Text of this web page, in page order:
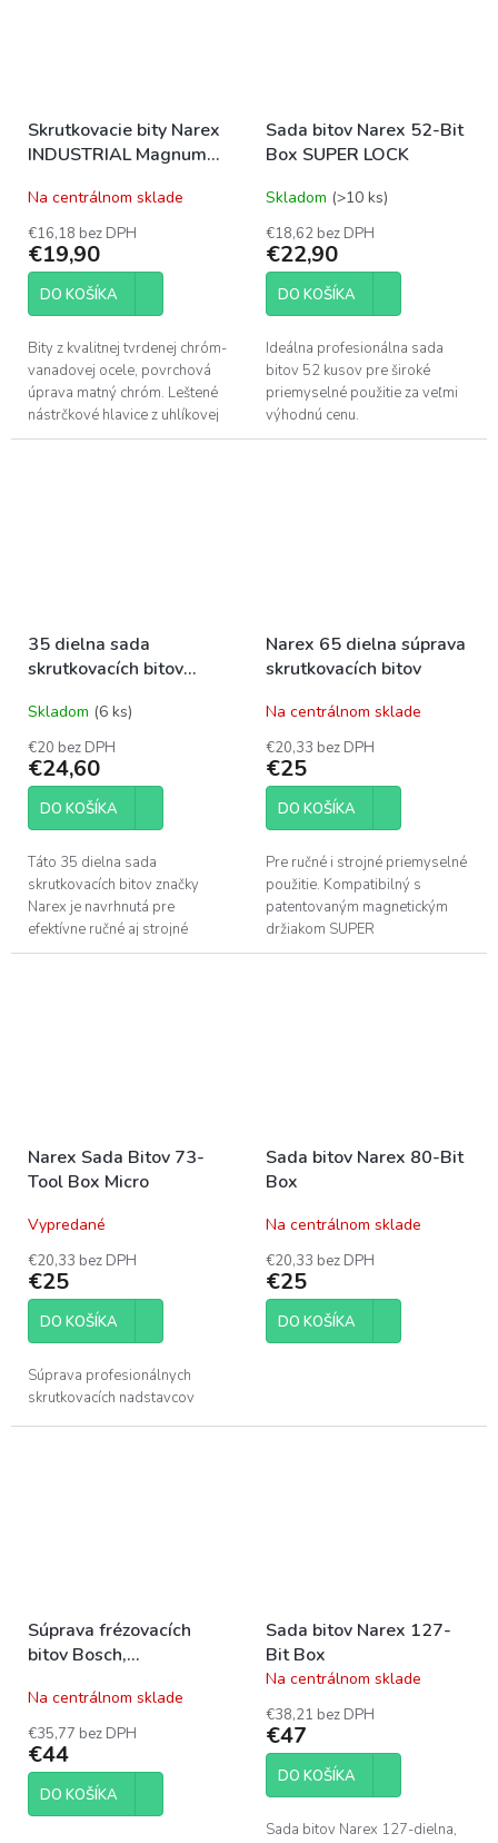
Skrutkovacie bity Narex
INDUSTRIAL Magnum
Na centrálnom sklade
€16,18 bez DPH
€19,90
DO KOŠÍKA
Bity z kvalitnej tvrdenej chróm-
vanadovej ocele, povrchová
úprava matný chróm. Leštené
nástrčkové hlavice z uhlíkovej
ocele.
Sada bitov Narex 52-Bit
Box SUPER LOCK
Skladom (>10 ks)
€18,62 bez DPH
€22,90
DO KOŠÍKA
Ideálna profesionálna sada
bitov 52 kusov pre široké
priemyselné použitie za veľmi
výhodnú cenu.
35 dielna sada
skrutkovacích bitov
LOCK
Skladom (6 ks)
€20 bez DPH
€24,60
DO KOŠÍKA
Táto 35 dielna sada
skrutkovacích bitov značky
Narex je navrhnutá pre
efektívne ručné aj strojné
priemyselné skrutkovanie.
Narex 65 dielna súprava
skrutkovacích bitov
Na centrálnom sklade
€20,33 bez DPH
€25
DO KOŠÍKA
Pre ručné i strojné priemyselné
použitie. Kompatibilný s
patentovaným magnetickým
držiakom SUPER
LOCK podporujúcim
Narex Sada Bitov 73-
Tool Box Micro
Vypredané
€20,33 bez DPH
€25
DO KOŠÍKA
Súprava profesionálnych
skrutkovacích nadstavcov
Sada bitov Narex 80-Bit
Box
Na centrálnom sklade
€20,33 bez DPH
€25
DO KOŠÍKA
Súprava frézovacích
bitov Bosch,
zaobľovanie, 6 mm driek
Na centrálnom sklade
€35,77 bez DPH
€44
DO KOŠÍKA
Sada bitov Narex 127-
Bit Box
Priemerné
produktu
je
4,0
hviezdičiek.
Na centrálnom sklade
€38,21 bez DPH
€47
DO KOŠÍKA
Sada bitov Narex 127-dielna,